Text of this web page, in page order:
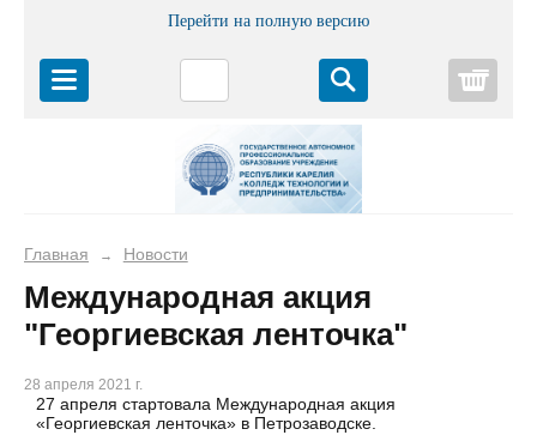
Перейти на полную версию
Главная → Новости
Международная акция
"Георгиевская ленточка"
28 апреля 2021 г.
27 апреля стартовала Международная акция
«Георгиевская ленточка» в Петрозаводске.